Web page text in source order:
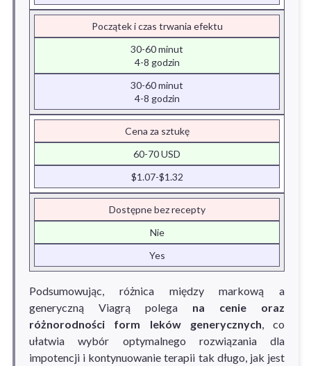
Początek i czas trwania efektu
30-60 minut
4-8 godzin
30-60 minut
4-8 godzin
Cena za sztukę
60-70 USD
$1.07-$1.32
Dostępne bez recepty
Nie
Yes
Podsumowując, różnica między markową a
generyczną Viagrą polega na cenie oraz
różnorodności form leków generycznych , co
ułatwia wybór optymalnego rozwiązania dla
impotencji i kontynuowanie terapii tak długo, jak jest